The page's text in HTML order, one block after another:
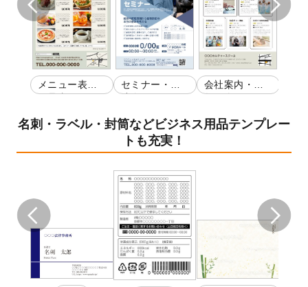
メニュー表・
お品書き
セミナー・講
演会
会社案内・店
舗紹介
名刺・ラベル・封筒などビジネス用品テンプレー
トも充実！